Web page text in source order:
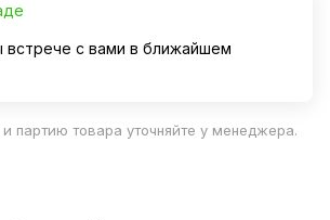
с вами в ближайшем
партию товара уточняйте у менеджера.